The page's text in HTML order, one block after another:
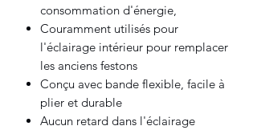
consommation d'énergie,
Couramment utilisés pour
l'éclairage intérieur pour remplacer
les anciens festons
Conçu avec bande flexible, facile à
plier et durable
Aucun retard dans l'éclairage